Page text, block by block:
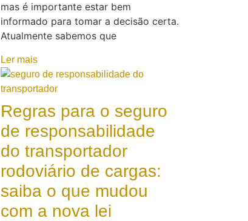
mas é importante estar bem
informado para tomar a decisão certa.
Atualmente sabemos que
Ler mais
Regras para o seguro
de responsabilidade
do transportador
rodoviário de cargas:
saiba o que mudou
com a nova lei